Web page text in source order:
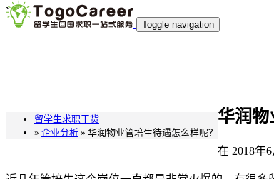
`
Toggle navigation
留学生求职干货
» 企业分析 » 华润物业管培生待遇怎么样呢？
华润物
在 2018年6